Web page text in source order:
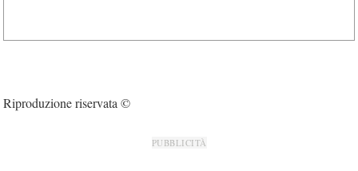
Riproduzione riservata ©
PUBBLICITÀ